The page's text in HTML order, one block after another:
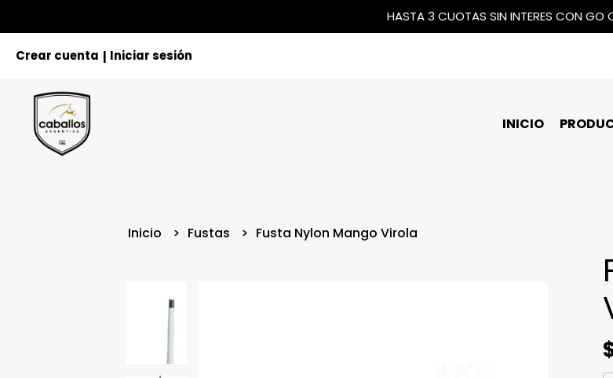
HASTA 3 CUOTAS SIN INTERES CON GO
Crear cuenta Iniciar sesión
INICIO
Inicio Fustas Fusta Nylon Mango Virola